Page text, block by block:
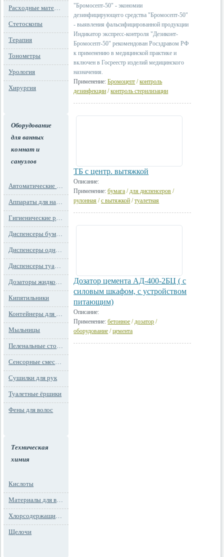
Расходные материалы
Стетоскопы
Терапия
Тонометры
Урология
Хирургия
Оборудование
для ванных
комнат и
санузлов
Автоматические освежители воздуха
Аппараты для надевания бахил
Гигиенические расходные материалы
Диспенсеры бумажных полотенец
Диспенсеры одноразовых сидений на унитаз
Диспенсеры туалетной бумаги
Дозаторы жидкого мыла
Кипятильники
Контейнеры для мусора
Мыльницы
Пеленальные столы и детские сидения
Сенсорные смесители
Сушилки для рук
Туалетные ёршики
Фены для волос
Техническая
химия
Кислоты
Материалы для водоподготовки
Хлорсодержащие препараты
Щелочи
"Бромосепт-50" - экономии
дезинфицирующего средства "Бромосепт-50"
- выявления фальсифицированной продукции
Индикатор экспресс-контроля "Дезиконт-
Бромосепт-50" рекомендован Росздравом РФ
к применению в медицинской практике и
включен в Госреестр изделий медицинского
назначения.
Применение: Бромоцепт /контроль
дезинфекции /контроль стерилизации
ТБ с центр. вытяжкой
Описание:
Применение: бумага /для диспенсеров /
рулонная /с вытяжкой /туалетная
Дозатор цемента АД-400-2БЦ ( с
силовым шкафом, с устройством
питающим)
Описание:
Применение: бетонное /дозатор /
оборудование /цемента